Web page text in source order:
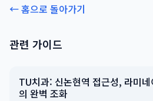
← 홈으로 돌아가기
관련 가이드
TU치과: 신논현역 접근성, 라미
의 완벽 조화